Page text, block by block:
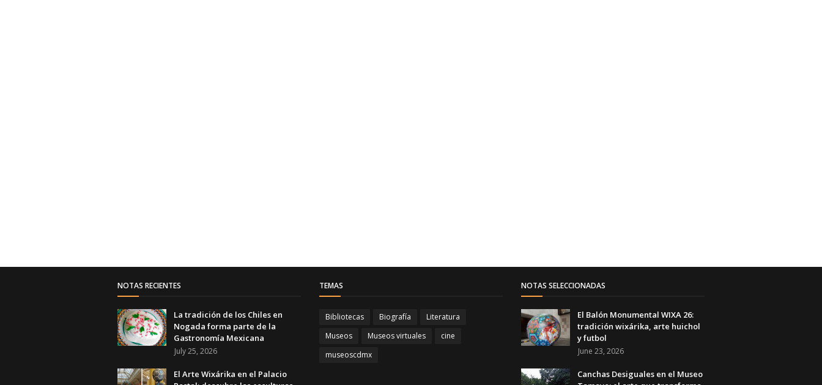
NOTAS RECIENTES
La tradición de los Chiles en
Nogada forma parte de la
Gastronomía Mexicana
July 25, 2026
El Arte Wixárika en el Palacio
TEMAS
Bibliotecas Biografía
Literatura
Museos
Museos virtuales
cine
museoscdmx
NOTAS SELECCIONADAS
El Balón Monumental WIXA 26:
tradición wixárika, arte huichol
y futbol
June 23, 2026
Canchas Desiguales en el Museo